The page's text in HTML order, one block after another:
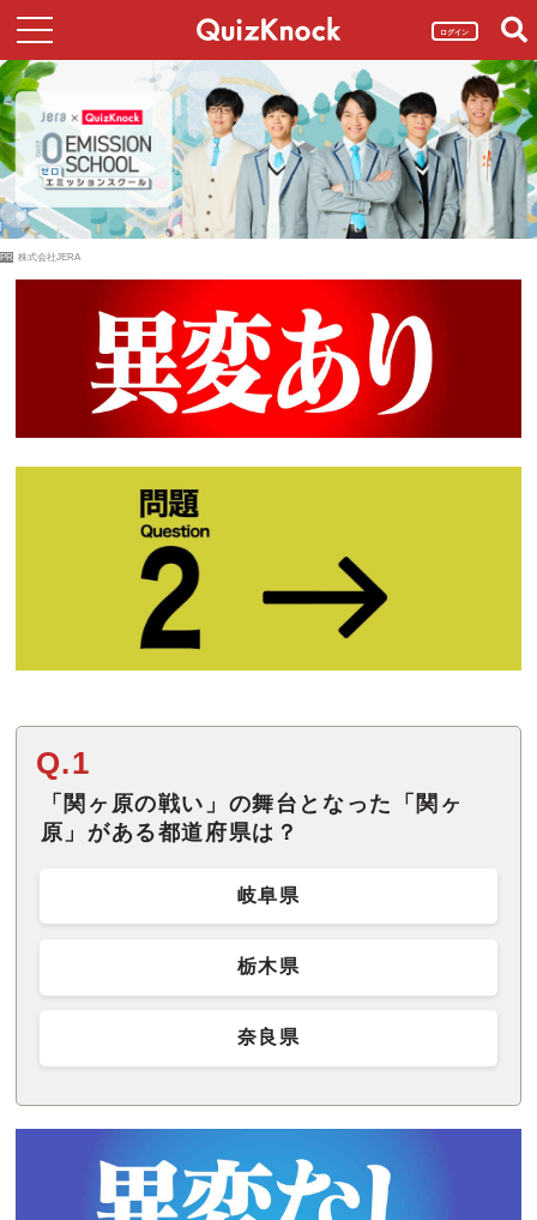
ログイン
PR 株式会社JERA
Q.1
「関ヶ原の戦い」の舞台となった「関ヶ
原」がある都道府県は？
岐阜県
栃木県
奈良県